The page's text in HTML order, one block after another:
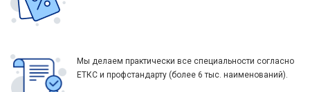
Мы делаем практически все специальности согласно
ЕТКС и профстандарту (более 6 тыс. наименований).